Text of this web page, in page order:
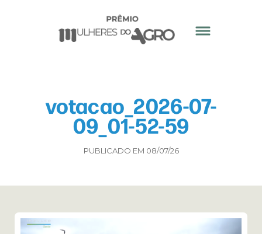
votacao_2026-07-
09_01-52-59
PUBLICADO EM 08/07/26